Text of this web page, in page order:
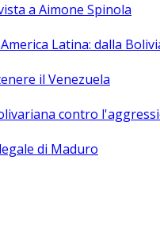
a Aimone Spinola
Latina: dalla
il Venezuela
contro
di Maduro